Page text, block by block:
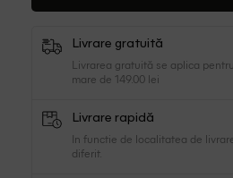
Livrare gratuită
Livrarea gratuită se aplica
mare de 149.00 lei
Livrare rapidă
In functie de localitatea de
diferit.